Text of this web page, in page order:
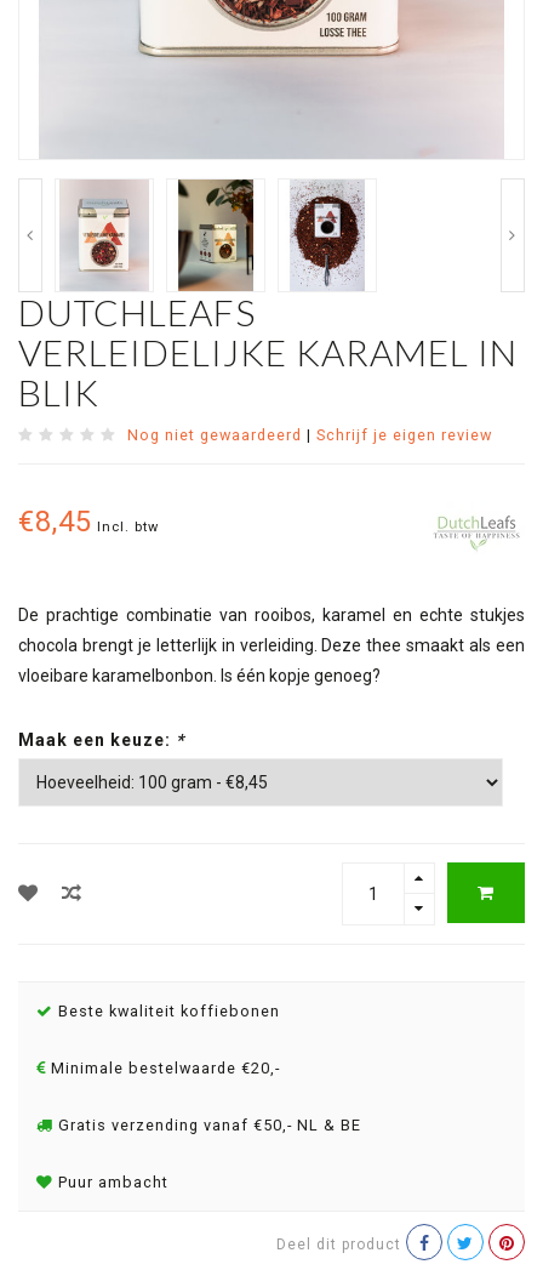
DUTCHLEAFS
VERLEIDELIJKE KARAMEL IN
BLIK
Nog niet gewaardeerd | Schrijf je eigen review
€8,45 Incl. btw
De prachtige combinatie van rooibos, karamel en echte stukjes
chocola brengt je letterlijk in verleiding. Deze thee smaakt als een
vloeibare karamelbonbon. Is één kopje genoeg?
Maak een keuze: *
Beste kwaliteit koffiebonen
Minimale bestelwaarde €20,-
Gratis verzending vanaf €50,- NL & BE
Puur ambacht
Deel dit product